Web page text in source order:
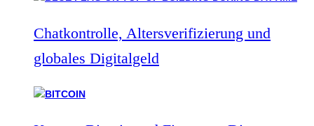
Chatkontrolle, Altersverifizierung und
globales Digitalgeld